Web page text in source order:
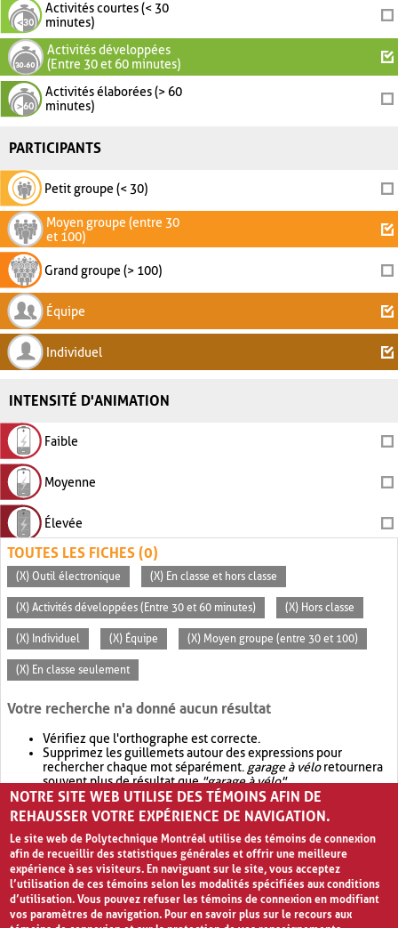
Activités courtes (< 30
minutes)
Activités développées
(Entre 30 et 60 minutes)
Activités élaborées (> 60
minutes)
PARTICIPANTS
Petit groupe (< 30)
Moyen groupe (entre 30
et 100)
Grand groupe (> 100)
Équipe
Individuel
INTENSITÉ D'ANIMATION
Faible
Moyenne
Élevée
TOUTES LES FICHES (0)
(X) Outil électronique (X) En classe et hors classe
(X) Activités développées (Entre 30 et 60 minutes) (X) Hors classe
(X) Individuel (X) Équipe (X) Moyen groupe (entre 30 et 100)
(X) En classe seulement
Votre recherche n'a donné aucun résultat
Vérifiez que l'orthographe est correcte.
Supprimez les guillemets autour des expressions pour
rechercher chaque mot séparément. garage à véloretournera
souvent plus de résultat que"garage à vélo".
Envisagez d'élargir votre recherche avec OR.garage OR vélo
retournera souvent plus de résultat quegarage à vélo
NOTRE SITE WEB UTILISE DES TÉMOINS AFIN DE
REHAUSSER VOTRE EXPÉRIENCE DE NAVIGATION.
Le site web de Polytechnique Montréal utilise des témoins de connexion
afin de recueillir des statistiques générales et offrir une meilleure
expérience à ses visiteurs. En naviguant sur le site, vous acceptez
l’utilisation de ces témoins selon les modalités spécifiées aux conditions
d’utilisation. Vous pouvez refuser les témoins de connexion en modifiant
vos paramètres de navigation. Pour en savoir plus sur le recours aux